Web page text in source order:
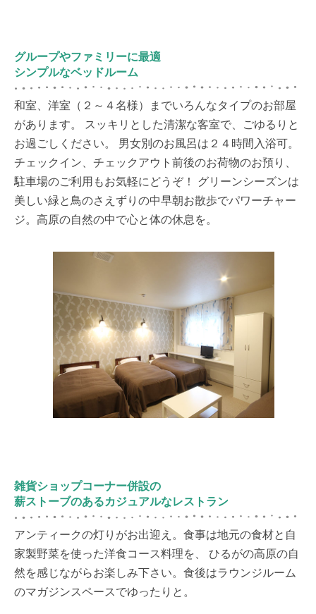
グループやファミリーに最適
シンプルなベッドルーム
和室、洋室（２～４名様）までいろんなタイプのお部屋
があります。 スッキリとした清潔な客室で、ごゆるりと
お過ごしください。 男女別のお風呂は２４時間入浴可。
チェックイン、チェックアウト前後のお荷物のお預り、
駐車場のご利用もお気軽にどうぞ！ グリーンシーズンは
美しい緑と鳥のさえずりの中早朝お散歩でパワーチャー
ジ。高原の自然の中で心と体の休息を。
雑貨ショップコーナー併設の
薪ストーブのあるカジュアルなレストラン
アンティークの灯りがお出迎え。食事は地元の食材と自
家製野菜を使った洋食コース料理を、 ひるがの高原の自
然を感じながらお楽しみ下さい。食後はラウンジルーム
のマガジンスペースでゆったりと。